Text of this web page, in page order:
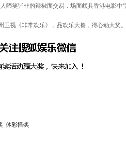
啼笑皆非的辣椒面交易，场面颇具香港电影中
视《非常欢乐》，品欢乐大餐，得心动大奖
体彩摇奖